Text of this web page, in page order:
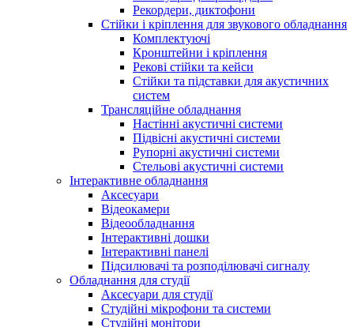
Рекордери, диктофони
Стійки і кріплення для звукового обладнання
Комплектуючі
Кронштейни і кріплення
Рекові стійки та кейси
Стійки та підставки для акустичних
систем
Трансляційне обладнання
Настінні акустичні системи
Підвісні акустичні системи
Рупорні акустичні системи
Стельові акустичні системи
Інтерактивне обладнання
Аксесуари
Відеокамери
Відеообладнання
Інтерактивні дошки
Інтерактивні панелі
Підсилювачі та розподілювачі сигналу
Обладнання для студії
Аксесуари для студії
Студійні мікрофони та системи
Студійні монітори